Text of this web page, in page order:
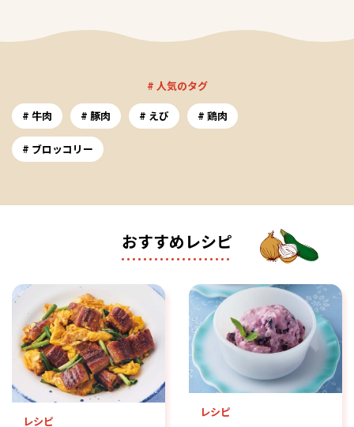
# 人気のタグ
牛肉
豚肉 えび 鶏肉
ブロッコリー
おすすめレシピ
レシピ
レシピ